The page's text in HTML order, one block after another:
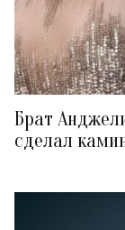
Брат
сделал